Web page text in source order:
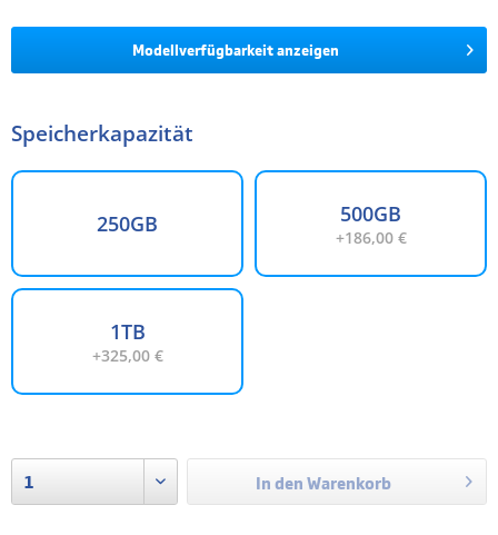
Modellverfügbarkeit anzeigen
Speicherkapazität
250GB 500GB
+186,00 €
1TB
+325,00 €
In den Warenkorb